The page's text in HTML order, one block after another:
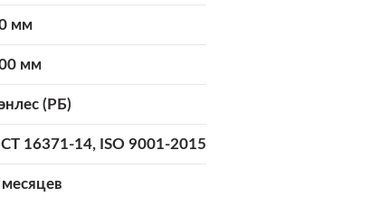
мм
мм
(РБ)
16371-14, ISO 9001-2015